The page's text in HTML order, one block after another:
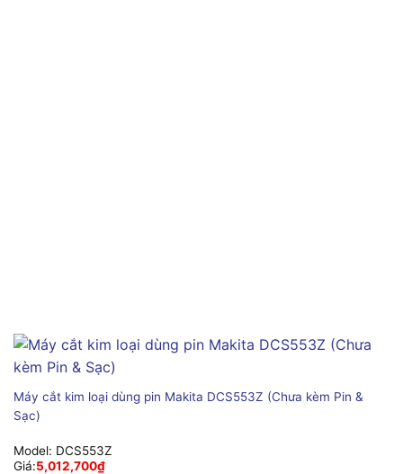
Máy cắt kim loại dùng pin Makita DCS553Z (Chưa kèm Pin &
Sạc)
Model: DCS553Z
Giá:5,012,700₫